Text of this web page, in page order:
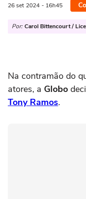
26 set 2024 - 16h45
Por: Carol Bittencourt /
Na contramão do
atores, a Globo
Tony Ramos.